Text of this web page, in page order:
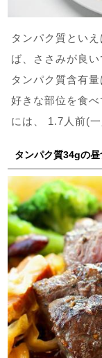
タンパク質とい
ば、ささみが良
タンパク質含有
好きな部位を食
には、 1.7人前(
タンパク質34gの